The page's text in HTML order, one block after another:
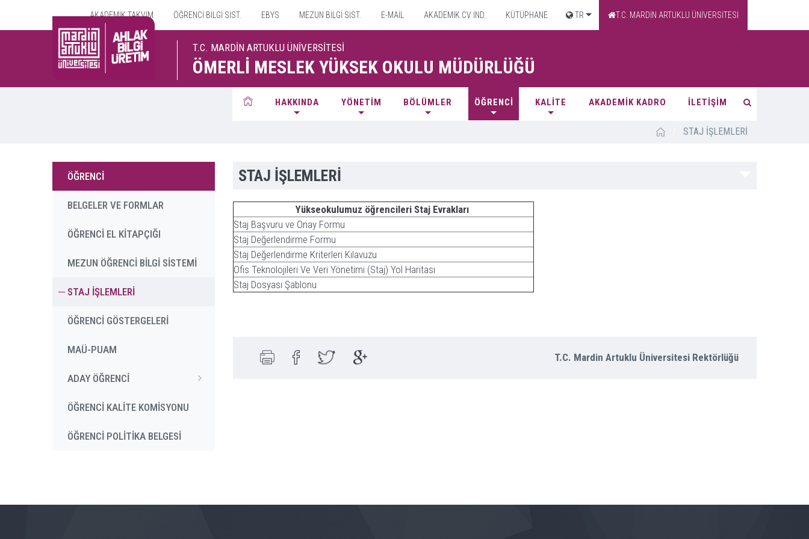
AKADEMİK TAKVİM ÖĞRENCİ BİLGİ SİST. EBYS MEZUN BİLGİ SİST. E-MAİL AKADEMİK CV İND. KÜTÜPHANE TR T.C. MARDİN ARTUKLU ÜNİVERSİTESİ
T.C. MARDİN ARTUKLU ÜNİVERSİTESİ
ÖMERLİ MESLEK YÜKSEK OKULU MÜDÜRLÜĞÜ
HAKKINDA YÖNETİM BÖLÜMLER ÖĞRENCİ KALİTE AKADEMİK KADRO İLETİŞİM
STAJ İŞLEMLERİ
ÖĞRENCİ
BELGELER VE FORMLAR
ÖĞRENCİ EL KİTAPÇIĞI
MEZUN ÖĞRENCİ BİLGİ SİSTEMİ
STAJ İŞLEMLERİ
ÖĞRENCİ GÖSTERGELERİ
MAÜ-PUAM
ADAY ÖĞRENCİ
ÖĞRENCİ KALİTE KOMİSYONU
ÖĞRENCİ POLİTİKA BELGESİ
STAJ İŞLEMLERİ
Yükseokulumuz öğrencileri Staj Evrakları
Staj Başvuru ve Onay Formu
Staj Değerlendirme Formu
Staj Değerlendirme Kriterleri Kılavuzu
Ofis Teknolojileri Ve Veri Yönetimi (Staj) Yol Haritası
Staj Dosyası Şablonu
T.C. Mardin Artuklu Üniversitesi Rektörlüğü